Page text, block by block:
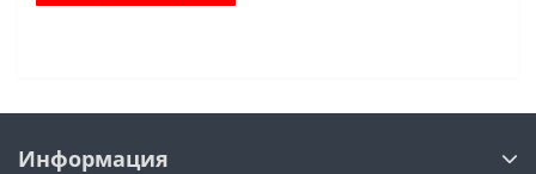
Информация